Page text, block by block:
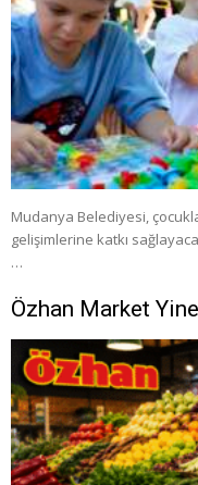
Mudanya Belediyesi,
gelişimlerine katkı
…
Özhan Market